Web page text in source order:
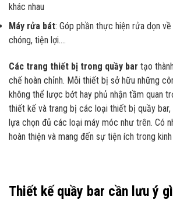
khác nhau
Máy rửa bát: Góp phần thực hiện rửa dọn
chóng, tiện lợi….
Các trang thiết bị trong quầy bar tạo
chế hoàn chỉnh. Mỗi thiết bị sở hữu những
không thể lược bớt hay phủ nhận tầm quan
thiết kế và trang bị các loại thiết bị quầy
lựa chọn đủ các loại máy móc như trên. Có
hoàn thiện và mang đến sự tiện ích trong kinh
Thiết kế quầy bar cần lưu ý